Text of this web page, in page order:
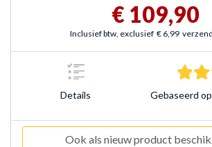
€ 109,90
Inclusief btw, exclusief € 6,99
Details Gebaseerd
Ook als nieuw product